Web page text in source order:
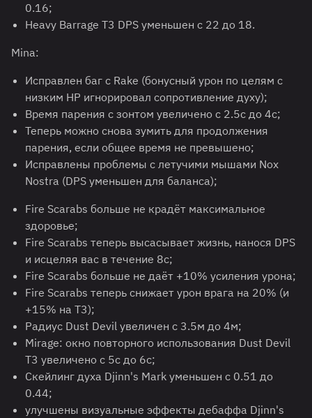
0.16;
Heavy Barrage T3 DPS уменьшен с 22 до 18.
Mina:
Исправлен баг с Rake (бонусный урон по целям с
низким HP игнорировал сопротивление духу);
Время парения с зонтом увеличено с 2.5с до 4с;
Теперь можно снова зумить для продолжения
парения, если общее время не превышено;
Исправлены проблемы с летучими мышами Nox
Nostra (DPS уменьшен для баланса);
Fire Scarabs больше не крадёт максимальное
здоровье;
Fire Scarabs теперь высасывает жизнь, нанося DPS
и исцеляя вас в течение 8с;
Fire Scarabs больше не даёт +10% усиления урона;
Fire Scarabs теперь снижает урон врага на 20% (и
+15% на T3);
Радиус Dust Devil увеличен с 3.5м до 4м;
Mirage: окно повторного использования Dust Devil
T3 увеличено с 5с до 6с;
Скейлинг духа Djinn's Mark уменьшен с 0.51 до
0.44;
улучшены визуальные эффекты дебаффа Djinn's